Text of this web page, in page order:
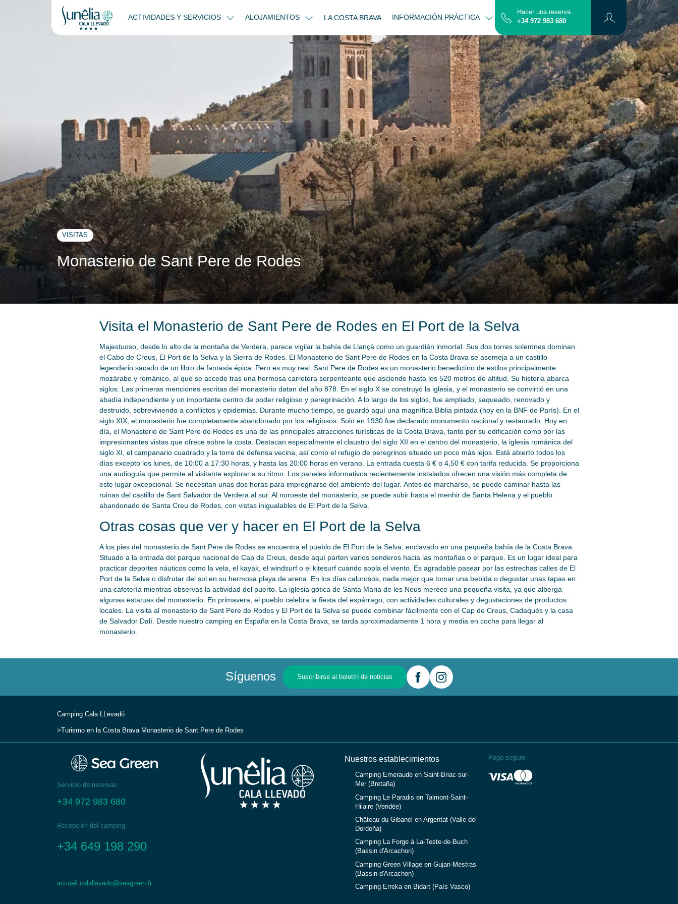
ACTIVIDADES Y SERVICIOS ALOJAMIENTOS LA COSTA BRAVA INFORMACIÓN PRÁCTICA CONTACTO MAPA
Hacer una reserva
+34 972 983 680
VISITAS
Monasterio de Sant Pere de Rodes
Visita el Monasterio de Sant Pere de Rodes en El Port de la Selva
Majestuoso, desde lo alto de la montaña de Verdera, parece vigilar la bahía de Llançà como un guardián inmortal. Sus dos torres solemnes dominan
el Cabo de Creus, El Port de la Selva y la Sierra de Rodes. El Monasterio de Sant Pere de Rodes en la Costa Brava se asemeja a un castillo
legendario sacado de un libro de fantasía épica. Pero es muy real. Sant Pere de Rodes es un monasterio benedictino de estilos principalmente
mozárabe y románico, al que se accede tras una hermosa carretera serpenteante que asciende hasta los 520 metros de altitud. Su historia abarca
siglos. Las primeras menciones escritas del monasterio datan del año 878. En el siglo X se construyó la iglesia, y el monasterio se convirtió en una
abadía independiente y un importante centro de poder religioso y peregrinación. A lo largo de los siglos, fue ampliado, saqueado, renovado y
destruido, sobreviviendo a conflictos y epidemias. Durante mucho tiempo, se guardó aquí una magnífica Biblia pintada (hoy en la BNF de París). En el
siglo XIX, el monasterio fue completamente abandonado por los religiosos. Solo en 1930 fue declarado monumento nacional y restaurado. Hoy en
día, el Monasterio de Sant Pere de Rodes es una de las principales atracciones turísticas de la Costa Brava, tanto por su edificación como por las
impresionantes vistas que ofrece sobre la costa. Destacan especialmente el claustro del siglo XII en el centro del monasterio, la iglesia románica del
siglo XI, el campanario cuadrado y la torre de defensa vecina, así como el refugio de peregrinos situado un poco más lejos. Está abierto todos los
días excepto los lunes, de 10:00 a 17:30 horas, y hasta las 20:00 horas en verano. La entrada cuesta 6 € o 4,50 € con tarifa reducida. Se proporciona
una audioguía que permite al visitante explorar a su ritmo. Los paneles informativos recientemente instalados ofrecen una visión más completa de
este lugar excepcional. Se necesitan unas dos horas para impregnarse del ambiente del lugar. Antes de marcharse, se puede caminar hasta las
ruinas del castillo de Sant Salvador de Verdera al sur. Al noroeste del monasterio, se puede subir hasta el menhir de Santa Helena y el pueblo
abandonado de Santa Creu de Rodes, con vistas inigualables de El Port de la Selva.
Otras cosas que ver y hacer en El Port de la Selva
A los pies del monasterio de Sant Pere de Rodes se encuentra el pueblo de El Port de la Selva, enclavado en una pequeña bahía de la Costa Brava.
Situado a la entrada del parque nacional de Cap de Creus, desde aquí parten varios senderos hacia las montañas o el parque. Es un lugar ideal para
practicar deportes náuticos como la vela, el kayak, el windsurf o el kitesurf cuando sopla el viento. Es agradable pasear por las estrechas calles de El
Port de la Selva o disfrutar del sol en su hermosa playa de arena. En los días calurosos, nada mejor que tomar una bebida o degustar unas tapas en
una cafetería mientras observas la actividad del puerto. La iglesia gótica de Santa Maria de les Neus merece una pequeña visita, ya que alberga
algunas estatuas del monasterio. En primavera, el pueblo celebra la fiesta del espárrago, con actividades culturales y degustaciones de productos
locales. La visita al monasterio de Sant Pere de Rodes y El Port de la Selva se puede combinar fácilmente con el Cap de Creus, Cadaqués y la casa
de Salvador Dalí. Desde nuestro camping en España en la Costa Brava, se tarda aproximadamente 1 hora y media en coche para llegar al
monasterio.
Síguenos Suscribirse al boletín de noticias
Camping Cala LLevadо́
Turismo en la Costa Brava Monasterio de Sant Pere de Rodes
Servicio de reservas
+34 972 983 680
Recepción del camping
+34 649 198 290
accueil.calallevado@seagreen.fr
Nuestros establecimientos
Camping Emeraude en Saint-Briac-sur-
Mer (Bretaña)
Camping Le Paradis en Talmont-Saint-
Hilaire (Vendée)
Château du Gibanel en Argentat (Valle del
Dordoña)
Camping La Forge à La-Teste-de-Buch
(Bassin d'Arcachon)
Camping Green Village en Gujan-Mestras
(Bassin d'Arcachon)
Camping Erreka en Bidart (País Vasco)
Pago seguro